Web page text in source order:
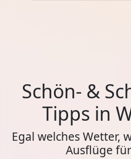
Schön- &
Tipps in
Egal welches Wetter,
Ausflüge